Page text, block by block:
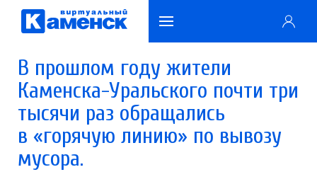
В прошлом году жители
Каменска-Уральского почти три
тысячи раз обращались
в «горячую линию» по вывозу
мусора.